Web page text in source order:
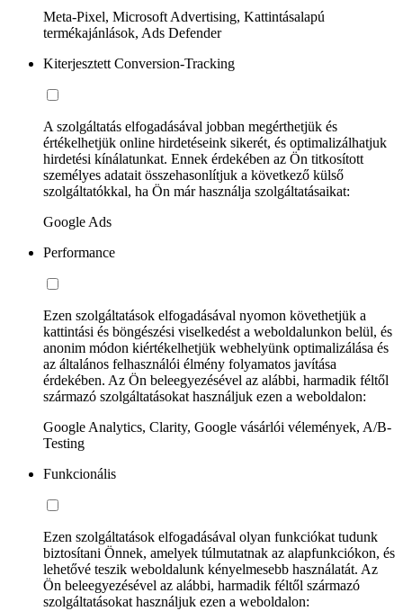
Meta-Pixel, Microsoft Advertising, Kattintásalapú
termékajánlások, Ads Defender
Kiterjesztett Conversion-Tracking
A szolgáltatás elfogadásával jobban megérthetjük és
értékelhetjük online hirdetéseink sikerét, és optimalizálhatjuk
hirdetési kínálatunkat. Ennek érdekében az Ön titkosított
személyes adatait összehasonlítjuk a következő külső
szolgáltatókkal, ha Ön már használja szolgáltatásaikat:
Google Ads
Performance
Ezen szolgáltatások elfogadásával nyomon követhetjük a
kattintási és böngészési viselkedést a weboldalunkon belül, és
anonim módon kiértékelhetjük webhelyünk optimalizálása és
az általános felhasználói élmény folyamatos javítása
érdekében. Az Ön beleegyezésével az alábbi, harmadik féltől
származó szolgáltatásokat használjuk ezen a weboldalon:
Google Analytics, Clarity, Google vásárlói vélemények, A/B-
Testing
Funkcionális
Ezen szolgáltatások elfogadásával olyan funkciókat tudunk
biztosítani Önnek, amelyek túlmutatnak az alapfunkciókon, és
lehetővé teszik weboldalunk kényelmesebb használatát. Az
Ön beleegyezésével az alábbi, harmadik féltől származó
szolgáltatásokat használjuk ezen a weboldalon: